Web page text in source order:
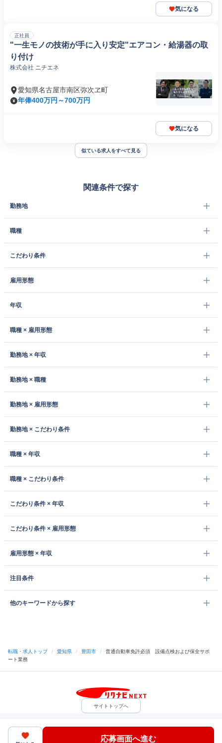
気になる
正社員
"一生モノの技術が手に入り安定"エアコン・給湯器の取
り付け
株式会社 ニチエネ
愛知県名古屋市南区弥次ヱ町
年俸400万円～700万円
気になる
似ている求人をすべて見る
関連条件で探す
勤務地
職種
こだわり条件
雇用形態
年収
職種 × 雇用形態
勤務地 × 年収
勤務地 × 職種
勤務地 × 雇用形態
勤務地 × こだわり条件
職種 × 年収
職種 × こだわり条件
こだわり条件 × 年収
こだわり条件 × 雇用形態
雇用形態 × 年収
注目条件
他のキーワードから探す
転職・求人トップ / 愛知県 / 豊田市 /
普通自動車免許必須 設備点検および保全サポ
ート業務
応募画面へ進む
サイトトップへ
中途採用をご検討の企業様
ヘルプ・お問い合わせ